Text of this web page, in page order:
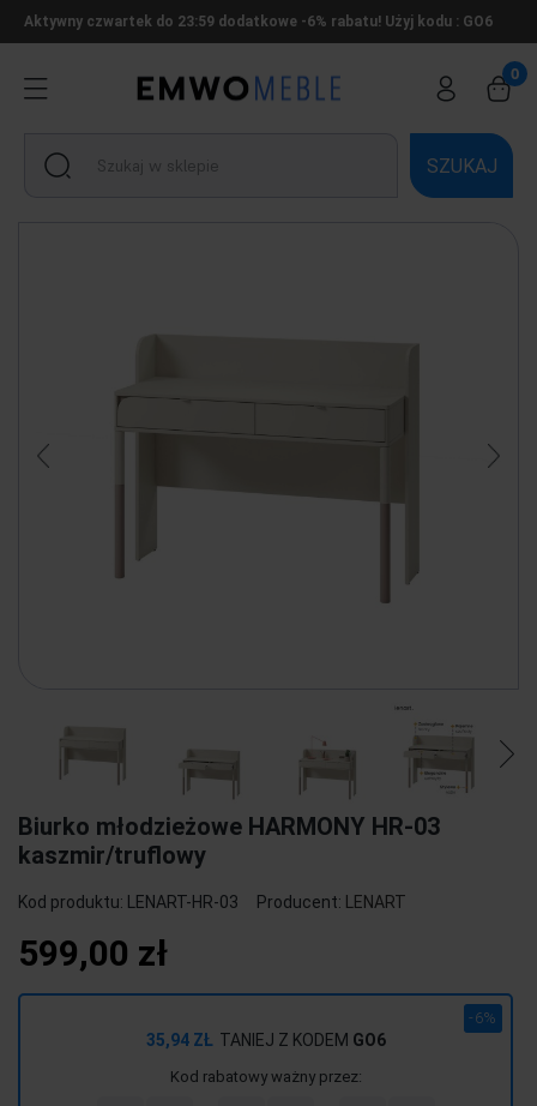
Aktywny czwartek do 23:59 dodatkowe -6% rabatu! Użyj kodu : GO6
SZUKAJ
Biurko młodzieżowe HARMONY HR-03
kaszmir/truflowy
Kod produktu: LENART-HR-03 Producent: LENART
599,00 zł
35,94 ZŁ TANIEJ Z KODEM GO6
Kod rabatowy ważny przez:
-6%